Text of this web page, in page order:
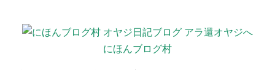
にほんブログ村